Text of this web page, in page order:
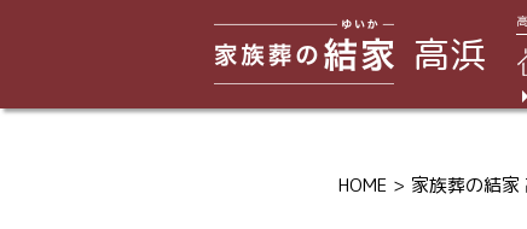
高浜
HOME 家族葬の結家